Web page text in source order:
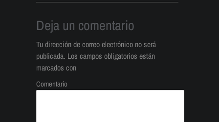
Deja un comentario
Tu dirección de correo electrónico no será
publicada. Los campos obligatorios están
marcados con
Comentario